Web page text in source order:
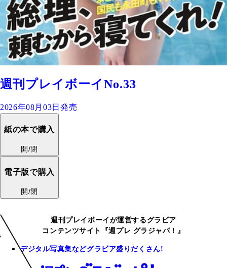
週刊プレイボーイNo.33
2026年08月03日発売
紙の本で購入
開/閉
電子版で購入
開/閉
週刊プレイボーイが運営するグラビア
コンテンツサイト『週プレ グラジャパ！』
デジタル写真集などグラビア盛りだくさん!